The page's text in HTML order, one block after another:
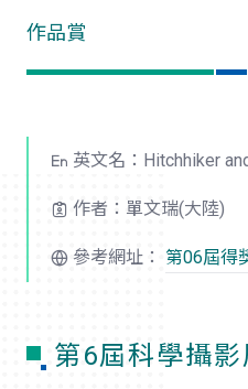
作品賞
英文名：Hitchhiker
作者：單文瑞(大陸)
參考網址： 第06屆得
第6屆科學攝